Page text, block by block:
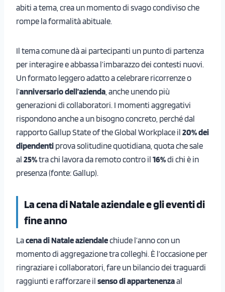
abiti a tema, crea un momento di svago condiviso che
rompe la formalità abituale.
Il tema comune dà ai partecipanti un punto di partenza
per interagire e abbassa l’imbarazzo dei contesti nuovi.
Un formato leggero adatto a celebrare ricorrenze o
l’anniversario dell’azienda, anche unendo più
generazioni di collaboratori. I momenti aggregativi
rispondono anche a un bisogno concreto, perché dal
rapporto Gallup State of the Global Workplace il 20% dei
dipendenti prova solitudine quotidiana, quota che sale
al 25%tra chi lavora da remoto contro il 16%di chi è in
presenza (fonte: Gallup).
La cena di Natale aziendale e gli eventi di
fine anno
Lacena di Natale aziendalechiude l’anno con un
momento di aggregazione tra colleghi. È l’occasione per
ringraziare i collaboratori, fare un bilancio dei traguardi
raggiunti e rafforzare il senso di appartenenzaal